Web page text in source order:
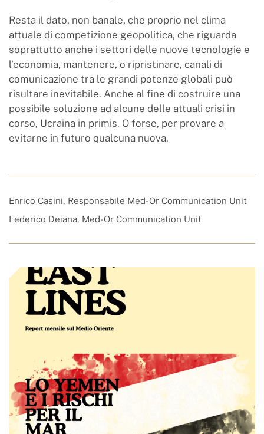
Resta il dato, non banale, che proprio nel clima
attuale di competizione geopolitica, che riguarda
soprattutto anche i settori delle nuove tecnologie e
l’economia, mantenere, o ripristinare, canali di
comunicazione tra le grandi potenze globali può
risultare inevitabile. Anche al fine di costruire una
possibile soluzione ad alcune delle attuali crisi in
corso, Ucraina in primis. O forse, per provare a
evitarne in futuro qualcuna nuova.
Enrico Casini, Responsabile Med-Or Communication Unit
Federico Deiana, Med-Or Communication Unit